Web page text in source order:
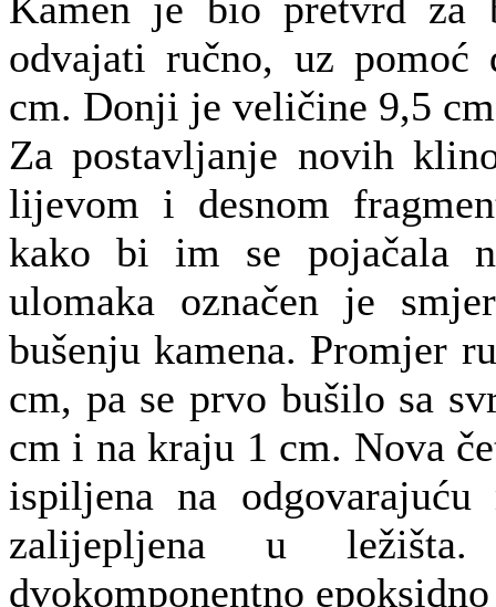
odvajati ručno, uz
cm. Donji je veličine 9,5
Za postavljanje novih
lijevom i desnom
kako bi im se pojačala
ulomaka označen je
bušenju kamena. Promjer
cm, pa se prvo bušilo sa
cm i na kraju 1 cm. Nova
ispiljena na
zalijepljena u
dvokomponentno